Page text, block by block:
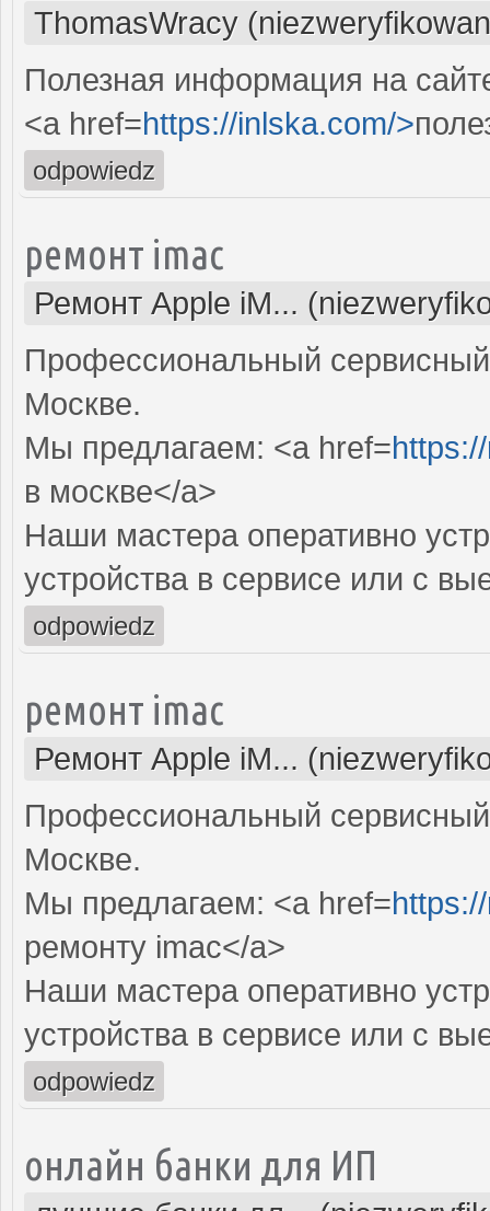
ThomasWracy
Полезная информация на
<a href=https://inlska.com/>
odpowiedz
ремонт imac
Ремонт Apple iM...
Профессиональный
Москве.
Мы предлагаем: <a href=
в москве</a>
Наши мастера оперативно
устройства в сервисе или с
odpowiedz
ремонт imac
Ремонт Apple iM...
Профессиональный
Москве.
Мы предлагаем: <a href=
ремонту imac</a>
Наши мастера оперативно
устройства в сервисе или с
odpowiedz
онлайн банки для ИП